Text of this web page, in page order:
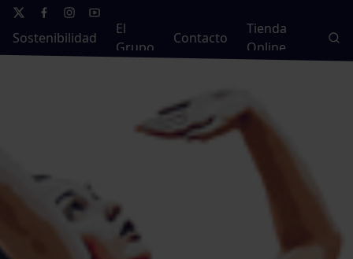
Sostenibilidad
El
Grupo
Contacto
Tienda
Online